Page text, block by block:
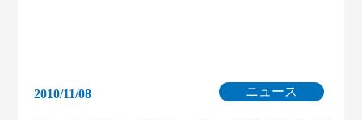
2010/11/08 ニュース